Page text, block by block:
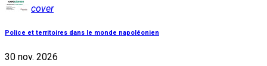
cover
Police et territoires dans le monde napoléonien
30 nov. 2026